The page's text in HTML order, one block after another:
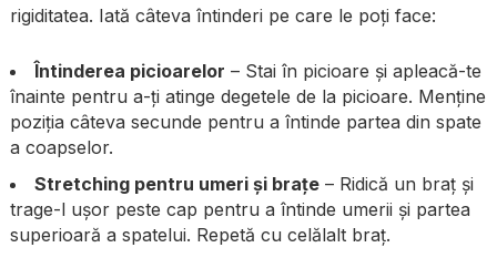
rigiditatea. Iată câteva întinderi pe care le poți face:
Întinderea picioarelor – Stai în picioare și apleacă-te
înainte pentru a-ți atinge degetele de la picioare. Menține
poziția câteva secunde pentru a întinde partea din spate
a coapselor.
Stretching pentru umeri și brațe– Ridică un braț și
trage-l ușor peste cap pentru a întinde umerii și partea
superioară a spatelui. Repetă cu celălalt braț.